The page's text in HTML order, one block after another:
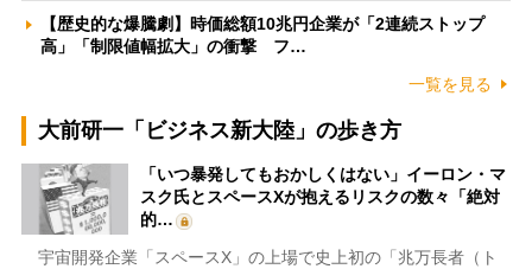
【歴史的な爆騰劇】時価総額10兆円企業が「2連続ストップ
高」「制限値幅拡大」の衝撃 フ…
一覧を見る
大前研一「ビジネス新大陸」の歩き方
「いつ暴発してもおかしくはない」イーロン・マ
スク氏とスペースXが抱えるリスクの数々「絶対
的…
宇宙開発企業「スペースX」の上場で史上初の「兆万長者（ト